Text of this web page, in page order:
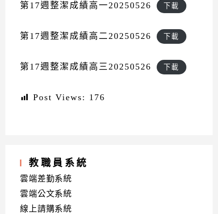
第17週整潔成績高一20250526 下載
第17週整潔成績高二20250526 下載
第17週整潔成績高三20250526 下載
Post Views: 176
教職員系統
雲端差勤系統
雲端公文系統
線上請購系統